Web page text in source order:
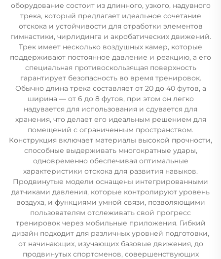
оборудование состоит из длинного, узкого, надувного
трека, который предлагает идеальное сочетание
отскока и устойчивости для отработки элементов
гимнастики, чирлидинга и акробатических движений.
Трек имеет несколько воздушных камер, которые
поддерживают постоянное давление и реакцию, а его
специальная противоскользящая поверхность
гарантирует безопасность во время тренировок.
Обычно длина трека составляет от 20 до 40 футов, а
ширина — от 6 до 8 футов, при этом он легко
надувается для использования и сдувается для
хранения, что делает его идеальным решением для
помещений с ограниченным пространством.
Конструкция включает материалы высокой прочности,
способные выдерживать многократные удары,
одновременно обеспечивая оптимальные
характеристики отскока для развития навыков.
Продвинутые модели оснащены интегрированными
датчиками давления, которые контролируют уровень
воздуха, и функциями умной связи, позволяющими
пользователям отслеживать свой прогресс
тренировок через мобильные приложения. Гибкий
дизайн подходит для различных уровней подготовки,
от начинающих, изучающих базовые движения, до
продвинутых спортсменов, совершенствующих